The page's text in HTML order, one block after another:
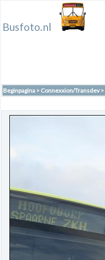
Busfoto.nl
Beginpagina > Connexxion/Transdev>